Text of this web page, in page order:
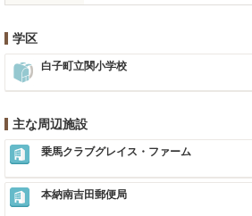
学区
白子町立関小学校
主な周辺施設
乗馬クラブグレイス・ファーム
本納南吉田郵便局